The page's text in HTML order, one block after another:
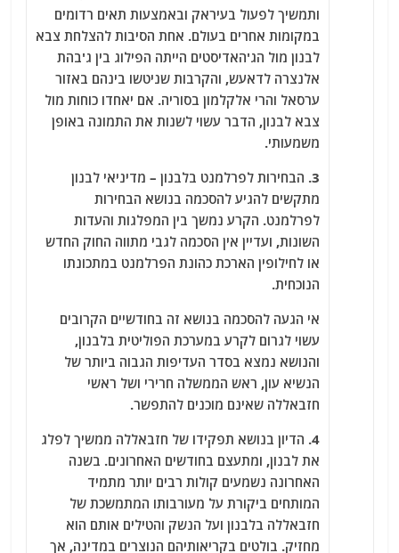
ותמשיך לפעול בעיראק ובאמצעות תאים רדומים
במקומות אחרים בעולם. אחת הסיבות להצלחת צבא
לבנון מול הג'האדיסטים הייתה הפילוג בין ג'בהת
אלנצרה לדאעש, והקרבות שניטשו בינהם באזור
ערסאל והרי אלקלמון בסוריה. אם יאחדו כוחות מול
צבא לבנון, הדבר עשוי לשנות את התמונה באופן
משמעותי.
3. הבחירות לפרלמנט בלבנון – מדיניאי לבנון
מתקשים להגיע להסכמה בנושא הבחירות
לפרלמנט. הקרע נמשך בין המפלגות והעדות
השונות, ועדיין אין הסכמה לגבי מתווה החוק החדש
או לחילופין הארכת כהונת הפרלמנט במתכונתו
הנוכחית.
אי הגעה להסכמה בנושא זה בחודשיים הקרובים
עשוי לגרום לקרע במערכת הפוליטית בלבנון,
והנושא נמצא בסדר העדיפות הגבוה ביותר של
הנשיא עון, ראש הממשלה חרירי ושל ראשי
חזבאללה שאינם מוכנים להתפשר.
4. הדיון בנושא תפקידו של חזבאללה ממשיך לפלג
את לבנון, ומתעצם בחודשים האחרונים. בשנה
האחרונה נשמעים קולות רבים יותר מתמיד
המותחים ביקורת על מעורבותו המתמשכת של
חזבאללה בלבנון ועל הנשק והטילים אותם הוא
מחזיק. בולטים בקריאותיהם הנוצרים במדינה, אך